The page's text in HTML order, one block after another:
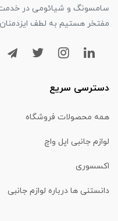
سامسونگ و شیائومی در خدمت
مفتخر هستیم به لطف
دسترسی سریع
همه محصولات فروشگاه
لوازم جانبی اپل واچ
اکسسوری
دانستنی ها درباره لوازم جانبی